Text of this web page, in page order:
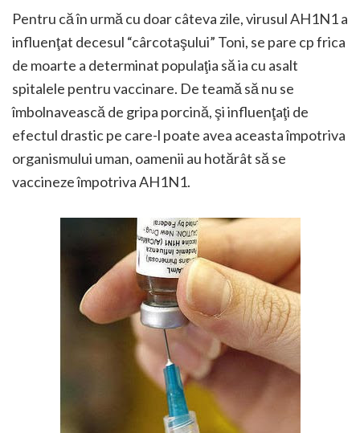
Pentru că în urmă cu doar câteva zile, virusul AH1N1 a
influenţat decesul “cârcotaşului” Toni, se pare cp frica
de moarte a determinat populaţia să ia cu asalt
spitalele pentru vaccinare. De teamă să nu se
îmbolnavească de gripa porcină, şi influenţaţi de
efectul drastic pe care-l poate avea aceasta împotriva
organismului uman, oamenii au hotărât să se
vaccineze împotriva AH1N1.